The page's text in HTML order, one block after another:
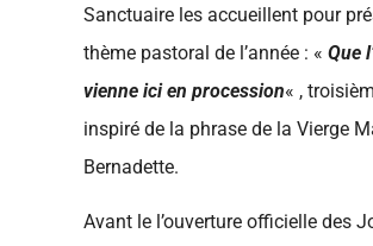
Sanctuaire les accueillent pour
thème pastoral de l’année : « Que
vienne ici en procession« ,
inspiré de la phrase de la Vierge
Bernadette.
Avant le l’ouverture officielle des